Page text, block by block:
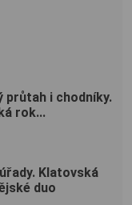
průtah i chodníky.
rok...
Klatovská
duo